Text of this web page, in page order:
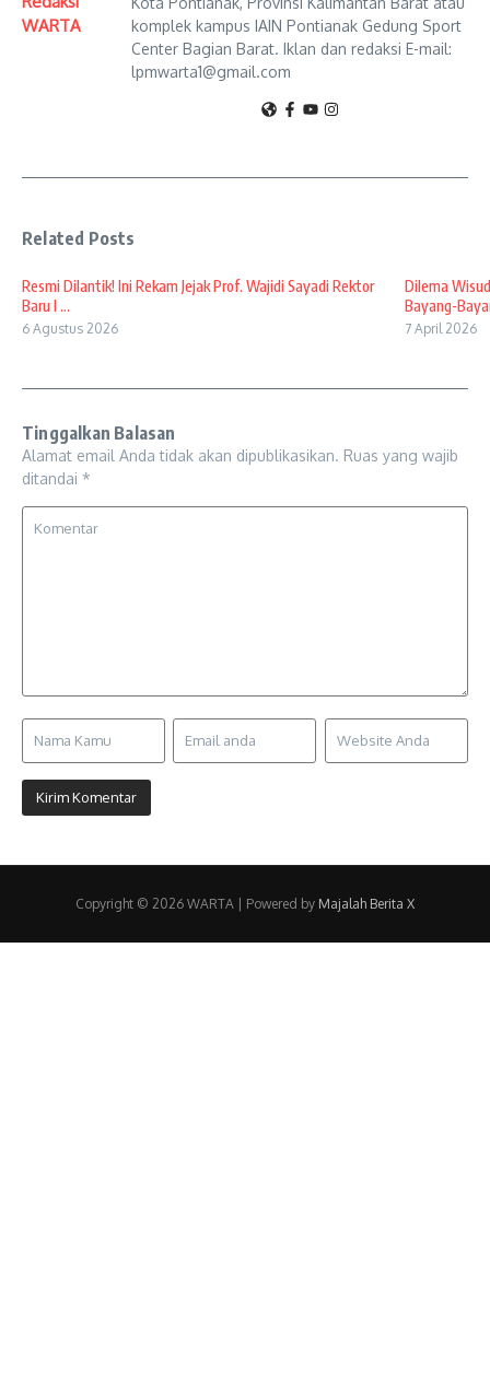
WARTA
komplek kampus IAIN Pontianak Gedung Sport
Center Bagian Barat. Iklan dan redaksi E-mail:
lpmwarta1@gmail.com
Related Posts
Resmi Dilantik! Ini Rekam Jejak Prof. Wajidi Sayadi Rektor
Baru I ...
6 Agustus 2026
Dilema
Bayang-
7 April 2026
Tinggalkan Balasan
Alamat email Anda tidak akan dipublikasikan. Ruas yang wajib
ditandai *
Copyright © 2026 WARTA | Powered by Majalah Berita X